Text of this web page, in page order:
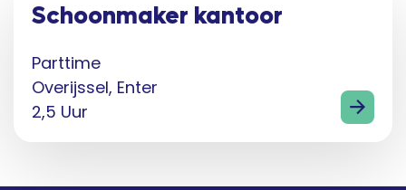
Schoonmaker kantoor
Parttime
Overijssel, Enter
2,5 Uur